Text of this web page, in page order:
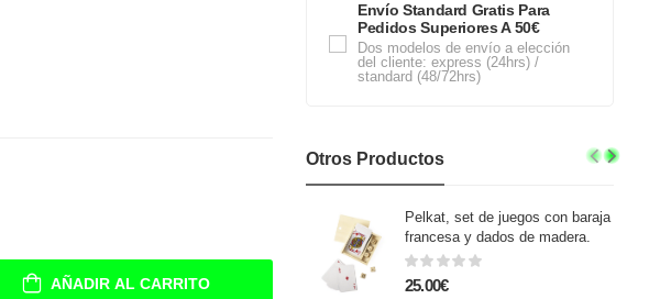
AÑADIR AL CARRITO
Envío Standard Gratis Para
Pedidos Superiores A 50€
Dos modelos de envío a elección
del cliente: express (24hrs) /
standard (48/72hrs)
Otros Productos
Pelkat, set de juegos con baraja
francesa y dados de madera.
25.00€